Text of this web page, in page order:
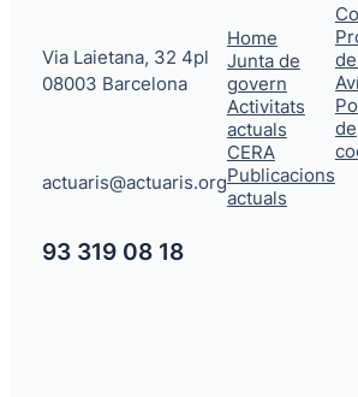
Via Laietana, 32 4pl
08003 Barcelona
actuaris@actuaris.org
93 319 08 18
Home
Junta de
govern
Activitats
actuals
CERA
Publicacions
actuals
de